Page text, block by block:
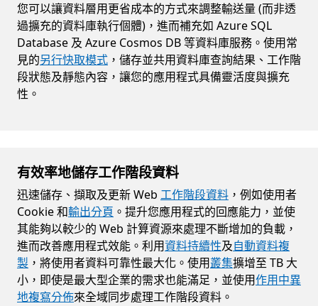
您可以讓資料層用更省成本的方式來調整輸送量 (而非透
過擴充的資料庫執行個體)，進而補充如 Azure SQL
Database 及 Azure Cosmos DB 等資料庫服務。使用常
見的另行快取模式 ，儲存並共用資料庫查詢結果、工作階
段狀態及靜態內容，讓您的應用程式具備靈活度與擴充
性。
有效率地儲存工作階段資料
迅速儲存、擷取及更新 Web 工作階段資料 ，例如使用者
Cookie 和輸出分頁 。提升您應用程式的回應能力，並使
其能夠以較少的 Web 計算資源來處理不斷增加的負載，
進而改善應用程式效能。利用資料持續性及自動資料複
製 ，將使用者資料可靠性最大化。使用叢集擴增至 TB 大
小，即使是最大型企業的需求也能滿足，並使用作用中異
地複寫分佈來全域同步處理工作階段資料。